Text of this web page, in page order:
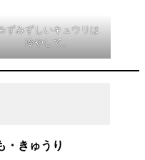
ずみずしいキュウリは
冷やして。
・きゅうり